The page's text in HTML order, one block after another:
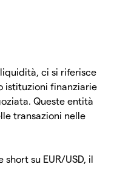
ci si riferisce
istituzioni finanziarie
Queste entità
transazioni nelle
su EUR/USD, il